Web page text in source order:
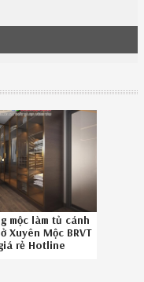
mộc làm tủ cánh
Xuyên Mộc BRVT
rẻ Hotline